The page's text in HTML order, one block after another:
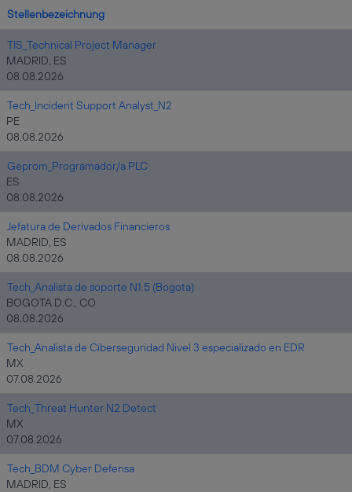
Stellenbezeichnung
TIS_Technical Project Manager
MADRID, ES
08.08.2026
Tech_Incident Support Analyst_N2
PE
08.08.2026
Geprom_Programador/a PLC
ES
08.08.2026
Jefatura de Derivados Financieros
MADRID, ES
08.08.2026
Tech_Analista de soporte N1.5 (Bogota)
BOGOTA D.C., CO
08.08.2026
Tech_Analista de Ciberseguridad Nivel 3 especializado en EDR
MX
07.08.2026
Tech_Threat Hunter N2 Detect
MX
07.08.2026
Tech_BDM Cyber Defensa
MADRID, ES